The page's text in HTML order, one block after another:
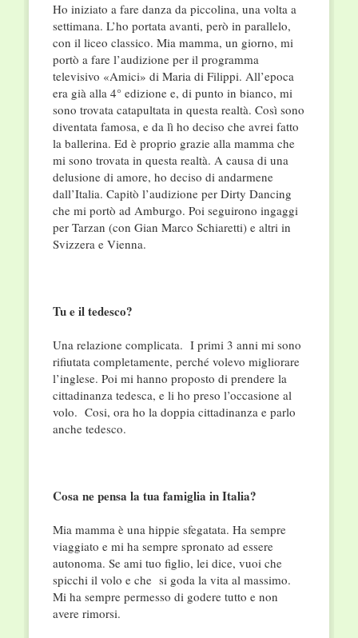
Ho iniziato a fare danza da piccolina, una volta a
settimana. L’ho portata avanti, però in parallelo,
con il liceo classico. Mia mamma, un giorno, mi
portò a fare l’audizione per il programma
televisivo «Amici» di Maria di Filippi. All’epoca
era già alla 4° edizione e, di punto in bianco, mi
sono trovata catapultata in questa realtà. Così sono
diventata famosa, e da lì ho deciso che avrei fatto
la ballerina. Ed è proprio grazie alla mamma che
mi sono trovata in questa realtà. A causa di una
delusione di amore, ho deciso di andarmene
dall’Italia. Capitò l’audizione per Dirty Dancing
che mi portò ad Amburgo. Poi seguirono ingaggi
per Tarzan (con Gian Marco Schiaretti) e altri in
Svizzera e Vienna.
Tu e il tedesco?
Una relazione complicata. I primi 3 anni mi sono
rifiutata completamente, perché volevo migliorare
l’inglese. Poi mi hanno proposto di prendere la
cittadinanza tedesca, e li ho preso l’occasione al
volo. Cosi, ora ho la doppia cittadinanza e parlo
anche tedesco.
Cosa ne pensa la tua famiglia in Italia?
Mia mamma è una hippie sfegatata. Ha sempre
viaggiato e mi ha sempre spronato ad essere
autonoma. Se ami tuo figlio, lei dice, vuoi che
spicchi il volo e che si goda la vita al massimo.
Mi ha sempre permesso di godere tutto e non
avere rimorsi.